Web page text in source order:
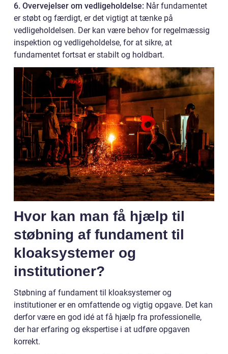
6. Overvejelser om vedligeholdelse: Når fundamentet
er støbt og færdigt, er det vigtigt at tænke på
vedligeholdelsen. Der kan være behov for regelmæssig
inspektion og vedligeholdelse, for at sikre, at
fundamentet fortsat er stabilt og holdbart.
Hvor kan man få hjælp til
støbning af fundament til
kloaksystemer og
institutioner?
Støbning af fundament til kloaksystemer og
institutioner er en omfattende og vigtig opgave. Det kan
derfor være en god idé at få hjælp fra professionelle,
der har erfaring og ekspertise i at udføre opgaven
korrekt.